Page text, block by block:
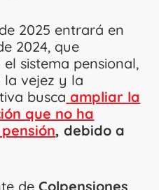
2025 entrará en
2024, que
sistema pensional,
la vejez y la
busca ampliar la
que no ha
, debido a
deColpensiones